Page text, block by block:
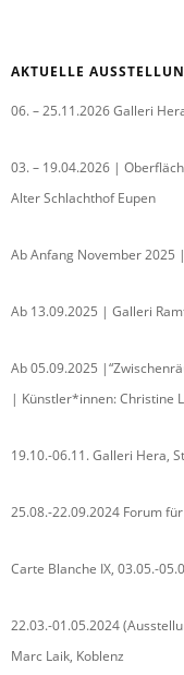
AKTUELLE
06. – 25.11.2026 Galleri
03. – 19.04.2026 |
Alter Schlachthof Eupen
Ab Anfang November 2025
Ab 13.09.2025 | Galleri
Ab 05.09.2025
| Künstler*innen: Christine
19.10.-06.11. Galleri Hera,
25.08.-22.09.2024 Forum
Carte Blanche IX, 03.05.-
22.03.-01.05.2024
Marc Laik, Koblenz